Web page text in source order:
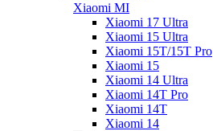
Xiaomi MI
Xiaomi 17 Ultra
Xiaomi 15 Ultra
Xiaomi 15T/15T Pro
Xiaomi 15
Xiaomi 14 Ultra
Xiaomi 14T Pro
Xiaomi 14T
Xiaomi 14